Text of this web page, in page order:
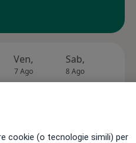
Ven,
7 Ago
Sab,
8 Ago
disponibili!
online
cookie (o tecnologie simili) per